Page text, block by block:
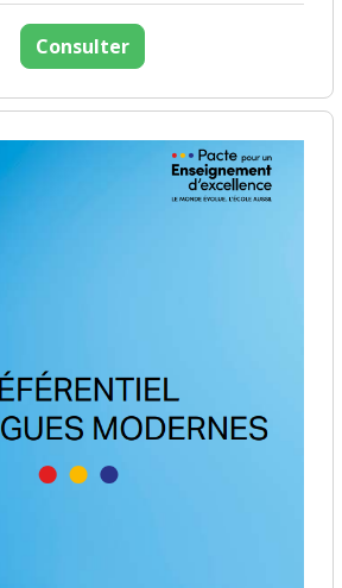
Consulter